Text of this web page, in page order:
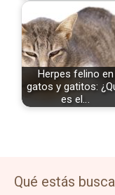
Herpes felino en
gatos y gatitos:
es el…
Qué estás